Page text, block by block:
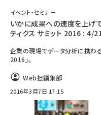
イベント・セミナー
いかに成果への速度を上げ
ティクス サミット 2016 : 4/
企業の現場でデータ分析に携わる
2016」。
Web担編集部
2016年3月7日 17:15